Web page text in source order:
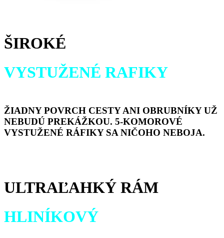
ŠIROKÉ
VYSTUŽENÉ RAFIKY
ŽIADNY POVRCH CESTY ANI OBRUBNÍKY UŽ
NEBUDÚ PREKÁŽKOU. 5-KOMOROVÉ
VYSTUŽENÉ RÁFIKY SA NIČOHO NEBOJA.
ULTRAĽAHKÝ RÁM
HLINÍKOVÝ